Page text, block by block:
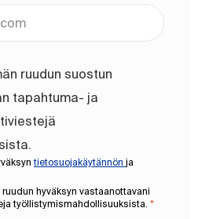
ruudun suostun
tapahtuma- ja
tietosuojakäytännön ja
hyväksyn vastaanottavani
työllistymismahdollisuuksista. *